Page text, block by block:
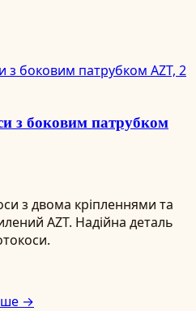
з боковим патрубком
з двома кріпленнями та
AZT. Надійна деталь
→